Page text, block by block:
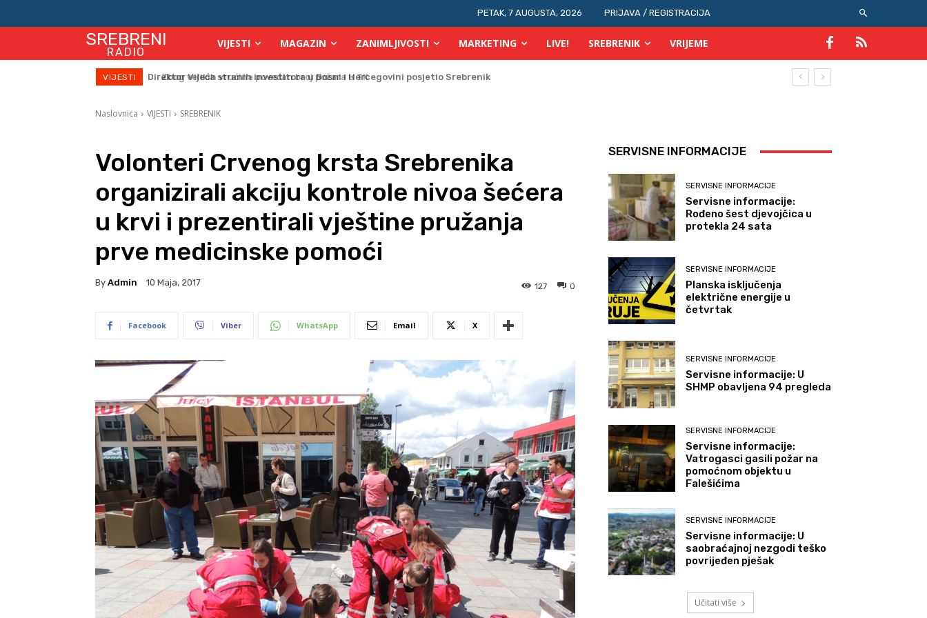
PETAK, 7 AUGUSTA, 2026 PRIJAVA / REGISTRACIJA
SREBRENI
RADIO
VIJESTI MAGAZIN ZANIMLJIVOSTI MARKETING LIVE! SREBRENIK VRIJEME
VIJESTI Zbog velikih vrućina povećan broj požara u TK
Naslovnica VIJESTI SREBRENIK
Volonteri Crvenog krsta Srebrenika
organizirali akciju kontrole nivoa šećera
u krvi i prezentirali vještine pružanja
prve medicinske pomoći
By Admin 10 Maja, 2017 0
127
Facebook Viber WhatsApp Email X
SERVISNE INFORMACIJE
SERVISNE INFORMACIJE
Servisne informacije:
Rođeno šest djevojčica u
protekla 24 sata
SERVISNE INFORMACIJE
Planska isključenja
električne energije u
četvrtak
SERVISNE INFORMACIJE
Servisne informacije: U
SHMP obavljena 94 pregleda
SERVISNE INFORMACIJE
Servisne informacije:
Vatrogasci gasili požar na
pomoćnom objektu u
Falešićima
SERVISNE INFORMACIJE
Servisne informacije: U
saobraćajnoj nezgodi teško
povrijeđen pješak
Učitati više